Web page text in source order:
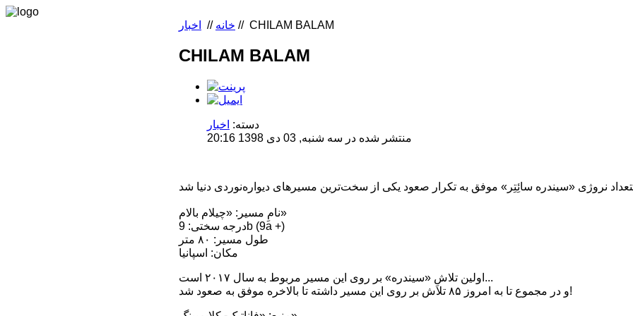
خانه // اخبار // CHILAM BALAM
CHILAM BALAM
دسته: اخبار
منتشر شده در سه شنبه, 03 دی 1398 20:16
نامِ مسیر: «چیلام بالام»
درجه سختی: 9b (9a +)
طول مسیر: ۸۰ متر
مکان: اسپانیا
اولین تلاشِ «سیندره» بر روی این مسیر مربوط به سال ۲۰۱۷ است...
و در مجموع تا به امروز ۸۵ تلاش بر روی این مسیر داشته تا بالاخره موفق به صعود شد!